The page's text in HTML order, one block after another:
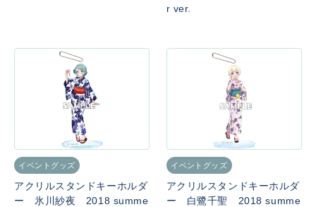
r ver.
イベントグッズ
アクリルスタンドキーホルダ
ー 氷川紗夜 2018 summe
イベントグッズ
アクリルスタンドキーホルダ
ー 白鷺千聖 2018 summe